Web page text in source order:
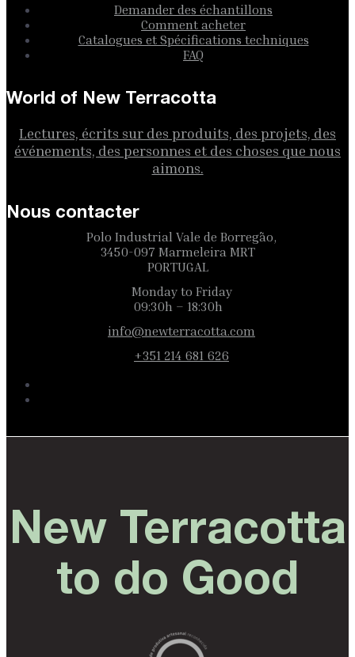
Demander des échantillons
Comment acheter
Catalogues et Spécifications techniques
FAQ
World of New Terracotta
Lectures, écrits sur des produits, des projets, des
événements, des personnes et des choses que nous
aimons.
Nous contacter
Polo Industrial Vale de Borregão,
3450-097 Marmeleira MRT
PORTUGAL
Monday to Friday
09:30h – 18:30h
info@newterracotta.com
+351 214 681 626
New Terracotta
to do Good